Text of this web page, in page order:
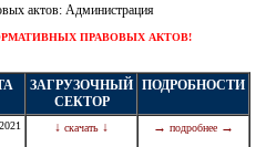
актов: Администрация
ПРАВОВЫХ АКТОВ!
ЗАГРУЗОЧНЫЙ
СЕКТОР
ПОДРОБНОСТИ
↓ скачать ↓ → подробнее →